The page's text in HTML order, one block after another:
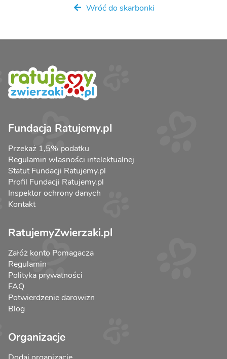
Wróć do skarbonki
Fundacja Ratujemy.pl
Przekaż 1,5% podatku
Regulamin własności intelektualnej
Statut Fundacji Ratujemy.pl
Profil Fundacji Ratujemy.pl
Inspektor ochrony danych
Kontakt
RatujemyZwierzaki.pl
Załóż konto Pomagacza
Regulamin
Polityka prywatności
FAQ
Potwierdzenie darowizn
Blog
Organizacje